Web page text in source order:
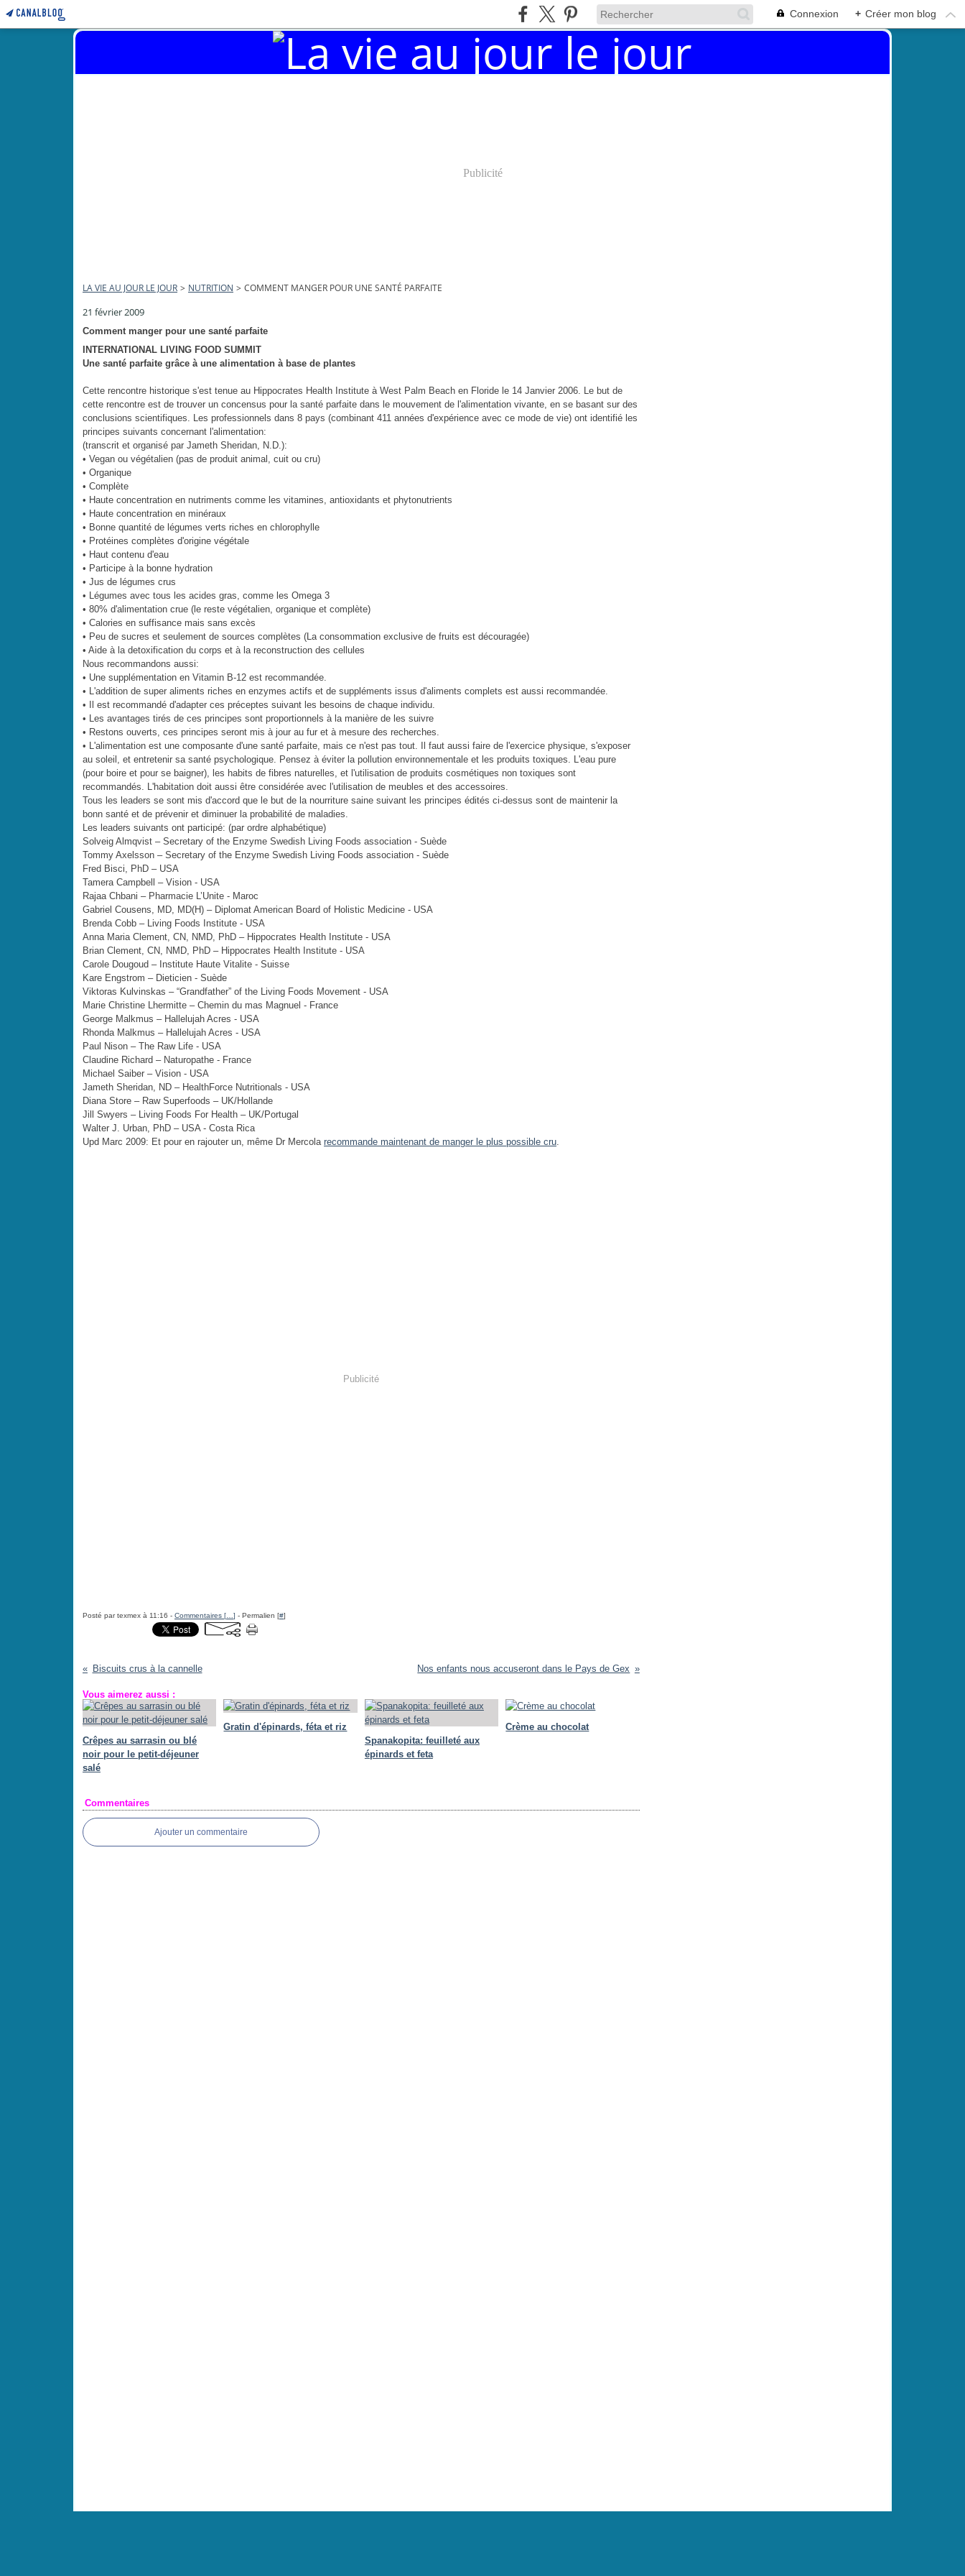
Connexion + Créer mon blog
Publicité
LA VIE AU JOUR LE JOUR > NUTRITION > COMMENT MANGER POUR UNE SANTÉ PARFAITE
21 février 2009
Comment manger pour une santé parfaite
INTERNATIONAL LIVING FOOD SUMMIT
Une santé parfaite grâce à une alimentation à base de plantes
Cette rencontre historique s'est tenue au Hippocrates Health Institute à West Palm Beach en Floride le 14 Janvier 2006. Le but de
cette rencontre est de trouver un concensus pour la santé parfaite dans le mouvement de l'alimentation vivante, en se basant sur des
conclusions scientifiques. Les professionnels dans 8 pays (combinant 411 années d'expérience avec ce mode de vie) ont identifié les
principes suivants concernant l'alimentation:
(transcrit et organisé par Jameth Sheridan, N.D.):
• Vegan ou végétalien (pas de produit animal, cuit ou cru)
• Organique
• Complète
• Haute concentration en nutriments comme les vitamines, antioxidants et phytonutrients
• Haute concentration en minéraux
• Bonne quantité de légumes verts riches en chlorophylle
• Protéines complètes d'origine végétale
• Haut contenu d'eau
• Participe à la bonne hydration
• Jus de légumes crus
• Légumes avec tous les acides gras, comme les Omega 3
• 80% d'alimentation crue (le reste végétalien, organique et complète)
• Calories en suffisance mais sans excès
• Peu de sucres et seulement de sources complètes (La consommation exclusive de fruits est découragée)
• Aide à la detoxification du corps et à la reconstruction des cellules
Nous recommandons aussi:
• Une supplémentation en Vitamin B-12 est recommandée.
• L'addition de super aliments riches en enzymes actifs et de suppléments issus d'aliments complets est aussi recommandée.
• Il est recommandé d'adapter ces préceptes suivant les besoins de chaque individu.
• Les avantages tirés de ces principes sont proportionnels à la manière de les suivre
• Restons ouverts, ces principes seront mis à jour au fur et à mesure des recherches.
• L'alimentation est une composante d'une santé parfaite, mais ce n'est pas tout. Il faut aussi faire de l'exercice physique, s'exposer
au soleil, et entretenir sa santé psychologique. Pensez à éviter la pollution environnementale et les produits toxiques. L'eau pure
(pour boire et pour se baigner), les habits de fibres naturelles, et l'utilisation de produits cosmétiques non toxiques sont
recommandés. L'habitation doit aussi être considérée avec l'utilisation de meubles et des accessoires.
Tous les leaders se sont mis d'accord que le but de la nourriture saine suivant les principes édités ci-dessus sont de maintenir la
bonn santé et de prévenir et diminuer la probabilité de maladies.
Les leaders suivants ont participé: (par ordre alphabétique)
Solveig Almqvist – Secretary of the Enzyme Swedish Living Foods association - Suède
Tommy Axelsson – Secretary of the Enzyme Swedish Living Foods association - Suède
Fred Bisci, PhD – USA
Tamera Campbell – Vision - USA
Rajaa Chbani – Pharmacie L’Unite - Maroc
Gabriel Cousens, MD, MD(H) – Diplomat American Board of Holistic Medicine - USA
Brenda Cobb – Living Foods Institute - USA
Anna Maria Clement, CN, NMD, PhD – Hippocrates Health Institute - USA
Brian Clement, CN, NMD, PhD – Hippocrates Health Institute - USA
Carole Dougoud – Institute Haute Vitalite - Suisse
Kare Engstrom – Dieticien - Suède
Viktoras Kulvinskas – “Grandfather” of the Living Foods Movement - USA
Marie Christine Lhermitte – Chemin du mas Magnuel - France
George Malkmus – Hallelujah Acres - USA
Rhonda Malkmus – Hallelujah Acres - USA
Paul Nison – The Raw Life - USA
Claudine Richard – Naturopathe - France
Michael Saiber – Vision - USA
Jameth Sheridan, ND – HealthForce Nutritionals - USA
Diana Store – Raw Superfoods – UK/Hollande
Jill Swyers – Living Foods For Health – UK/Portugal
Walter J. Urban, PhD – USA - Costa Rica
Upd Marc 2009: Et pour en rajouter un, même Dr Mercola recommande maintenant de manger le plus possible cru.
Publicité
Posté par texmex à 11:16 - Commentaires [ ] - Permalien [#]
Biscuits crus à la cannelle Nos enfants nous accuseront dans le Pays de Gex
Vous aimerez aussi :
Crêpes au sarrasin ou blé
noir pour le petit-déjeuner
salé
Gratin d'épinards, féta et riz
Spanakopita: feuilleté aux
épinards et feta
Crème au chocolat
Commentaires
Ajouter un commentaire